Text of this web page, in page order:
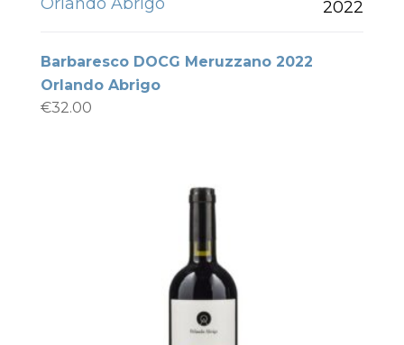
2022
Barbaresco DOCG Meruzzano 2022
Orlando Abrigo
€32.00